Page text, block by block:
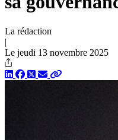
La rédaction
|
Le jeudi 13 novembre 2025